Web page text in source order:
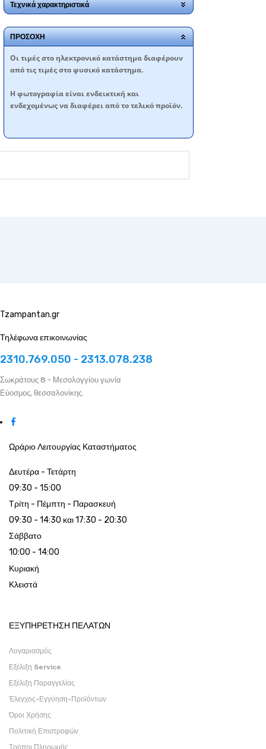
Τεχνικά χαρακτηριστικά
ΠΡΟΣΟΧΗ
Oι τιμές στο ηλεκτρονικό κατάστημα διαφέρουν
από τις τιμές στο φυσικό κατάστημα.
Η φωτογραφία είναι ενδεικτική και
ενδεχομένως να διαφέρει από το τελικό προϊόν.
Tzampantan.gr
Τηλέφωνα επικοινωνίας
2310.769.050 - 2313.078.238
Σωκράτους 8 - Μεσολογγίου γωνία
Εύοσμος, θεσσαλονίκης.
Ωράριο Λειτουργίας Καταστήματος
Δευτέρα - Τετάρτη
09:30 - 15:00
Τρίτη - Πέμπτη - Παρασκευή
09:30 - 14:30 και 17:30 - 20:30
Σάββατο
10:00 - 14:00
Κυριακή
Κλειστά
ΕΞΥΠΗΡΕΤΗΣΗ ΠΕΛΑΤΩΝ
Λογαριασμός
Εξέλιξη Service
Εξέλιξη Παραγγελίας
Έλεγχος-Εγγύηση-Προϊόντων
Όροι Χρήσης
Πολιτική Επιστροφών
Τρόποι Πληρωμής